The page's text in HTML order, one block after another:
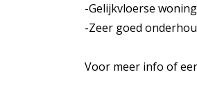
-Gelijkvloerse woning
-Zeer goed
Voor meer info of